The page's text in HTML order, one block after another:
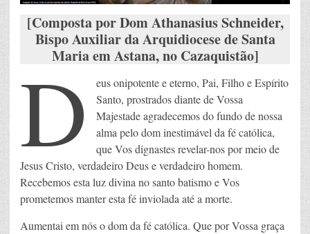
[Composta por Dom Athanasius Schneider,
Bispo Auxiliar da Arquidiocese de Santa
Maria em Astana, no Cazaquistão]
D
eus onipotente e eterno, Pai, Filho e Espírito
Santo, prostrados diante de Vossa
Majestade agradecemos do fundo de nossa
alma pelo dom inestimável da fé católica,
que Vos dignastes revelar-nos por meio de
Jesus Cristo, verdadeiro Deus e verdadeiro homem.
Recebemos esta luz divina no santo batismo e Vos
prometemos manter esta fé inviolada até a morte.
Aumentai em nós o dom da fé católica. Que por Vossa graça